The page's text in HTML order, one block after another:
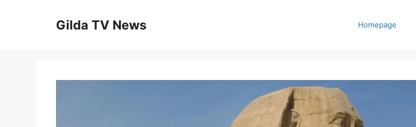
Gilda TV News Homepage